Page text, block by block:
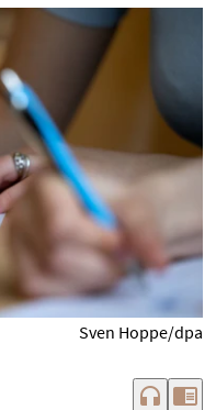
Sven Hoppe/dpa
headphones chrome_reader_mode